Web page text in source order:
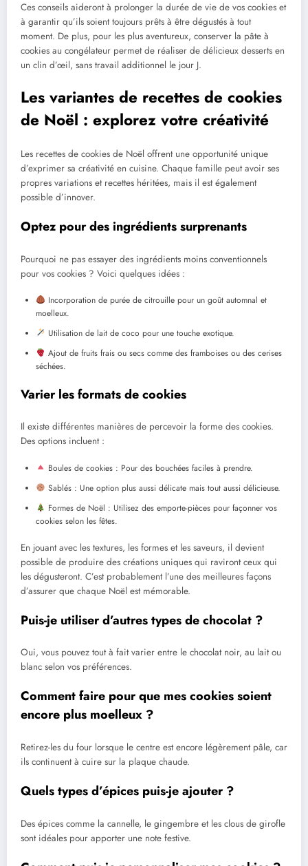
Ces conseils aideront à prolonger la durée de vie de vos cookies et
à garantir qu’ils soient toujours prêts à être dégustés à tout
moment. De plus, pour les plus aventureux, conserver la pâte à
cookies au congélateur permet de réaliser de délicieux desserts en
un clin d’œil, sans travail additionnel le jour J.
Les variantes de recettes de cookies
de Noël : explorez votre créativité
Les recettes de cookies de Noël offrent une opportunité unique
d’exprimer sa créativité en cuisine. Chaque famille peut avoir ses
propres variations et recettes héritées, mais il est également
possible d’innover.
Optez pour des ingrédients surprenants
Pourquoi ne pas essayer des ingrédients moins conventionnels
pour vos cookies ? Voici quelques idées :
Incorporation de purée de citrouille pour un goût automnal et
moelleux.
Utilisation de lait de coco pour une touche exotique.
Ajout de fruits frais ou secs comme des framboises ou des cerises
séchées.
Varier les formats de cookies
Il existe différentes manières de percevoir la forme des cookies.
Des options incluent :
Boules de cookies : Pour des bouchées faciles à prendre.
Sablés : Une option plus aussi délicate mais tout aussi délicieuse.
Formes de Noël : Utilisez des emporte-pièces pour façonner vos
cookies selon les fêtes.
En jouant avec les textures, les formes et les saveurs, il devient
possible de produire des créations uniques qui raviront ceux qui
les dégusteront. C’est probablement l’une des meilleures façons
d’assurer que chaque Noël est mémorable.
Puis-je utiliser d’autres types de chocolat ?
Oui, vous pouvez tout à fait varier entre le chocolat noir, au lait ou
blanc selon vos préférences.
Comment faire pour que mes cookies soient
encore plus moelleux ?
Retirez-les du four lorsque le centre est encore légèrement pâle, car
ils continuent à cuire sur la plaque chaude.
Quels types d’épices puis-je ajouter ?
Des épices comme la cannelle, le gingembre et les clous de girofle
sont idéales pour apporter une note festive.